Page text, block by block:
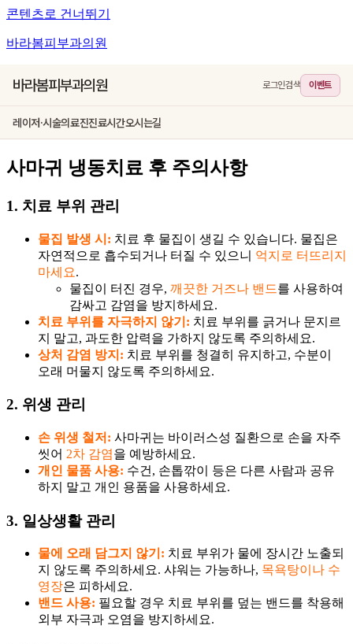
콘텐츠로 건너뛰기
바라봄피부과의원
바라봄피부과의원 로그인검색 이벤트
레이저·시술의료진진료시간오시는길
사마귀 냉동치료 후 주의사항
1. 치료 부위 관리
물집 발생 시: 치료 후 물집이 생길 수 있습니다. 물집은
자연적으로 흡수되거나 터질 수 있으니 억지로 터뜨리지
마세요.
물집이 터진 경우, 깨끗한 거즈나 밴드를 사용하여
감싸고 감염을 방지하세요.
치료 부위를 자극하지 않기: 치료 부위를 긁거나 문지르
지 말고, 과도한 압력을 가하지 않도록 주의하세요.
상처 감염 방지: 치료 부위를 청결히 유지하고, 수분이
오래 머물지 않도록 주의하세요.
2. 위생 관리
손 위생 철저: 사마귀는 바이러스성 질환으로 손을 자주
씻어 2차 감염을 예방하세요.
개인 물품 사용: 수건, 손톱깎이 등은 다른 사람과 공유
하지 말고 개인 용품을 사용하세요.
3. 일상생활 관리
물에 오래 담그지 않기: 치료 부위가 물에 장시간 노출되
지 않도록 주의하세요. 샤워는 가능하나, 목욕탕이나 수
영장은 피하세요.
밴드 사용: 필요할 경우 치료 부위를 덮는 밴드를 착용해
외부 자극과 오염을 방지하세요.